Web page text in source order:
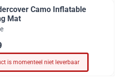
Camo Inflatable
Mat
is momenteel niet leverbaar